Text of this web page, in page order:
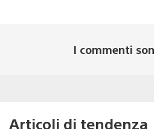
I commenti
Articoli di tendenza